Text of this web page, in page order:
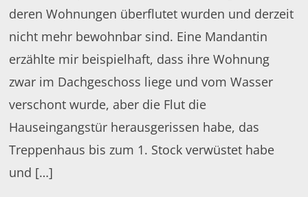
deren Wohnungen überflutet wurden und derzeit
nicht mehr bewohnbar sind. Eine Mandantin
erzählte mir beispielhaft, dass ihre Wohnung
zwar im Dachgeschoss liege und vom Wasser
verschont wurde, aber die Flut die
Hauseingangstür herausgerissen habe, das
Treppenhaus bis zum 1. Stock verwüstet habe
und […]